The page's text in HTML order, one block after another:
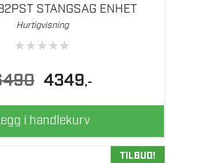
STANGSAG ENHET
Hurtigvisning
★★★★★
Opprinnelig
pris
var:
6490.
4349pris
er:
4349.
,-
i handlekurv
TILBUD!